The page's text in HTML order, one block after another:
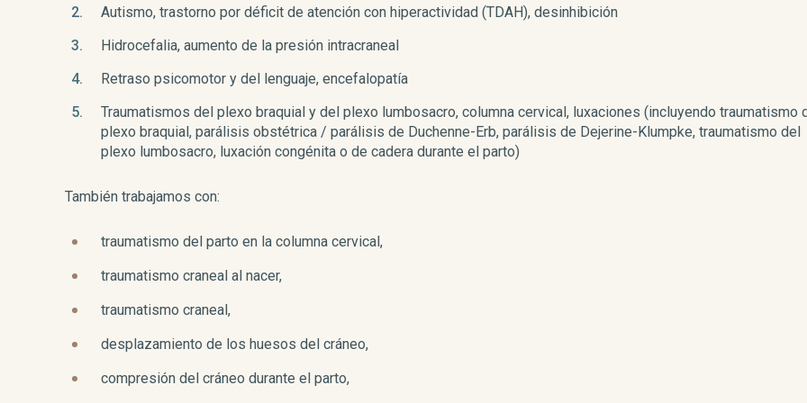
Autismo, trastorno por déficit de atención con hiperactividad (TDAH), desinhibición
Hidrocefalia, aumento de la presión intracraneal
Retraso psicomotor y del lenguaje, encefalopatía
Traumatismos del plexo braquial y del plexo lumbosacro, columna cervical, luxaciones (incluyendo traumatismo
plexo braquial, parálisis obstétrica / parálisis de Duchenne-Erb, parálisis de Dejerine-Klumpke, traumatismo del
plexo lumbosacro, luxación congénita o de cadera durante el parto)
También trabajamos con:
traumatismo del parto en la columna cervical,
traumatismo craneal al nacer,
traumatismo craneal,
desplazamiento de los huesos del cráneo,
compresión del cráneo durante el parto,